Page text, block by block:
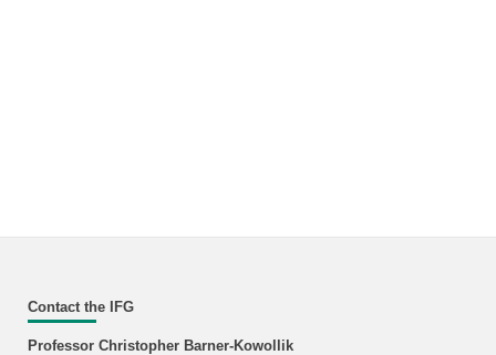
Contact the IFG
Professor Christopher Barner-Kowollik